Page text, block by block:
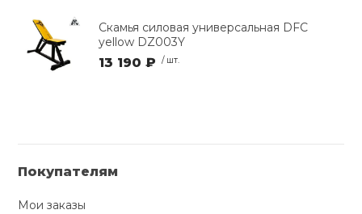
Скамья силовая универсальная DFC
yellow DZ003Y
13 190 ₽ / шт.
Покупателям
Мои заказы